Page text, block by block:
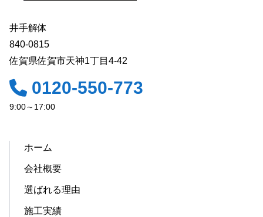
井手解体
840-0815
佐賀県佐賀市天神1丁目4-42
0120-550-773
9:00～17:00
ホーム
会社概要
選ばれる理由
施工実績